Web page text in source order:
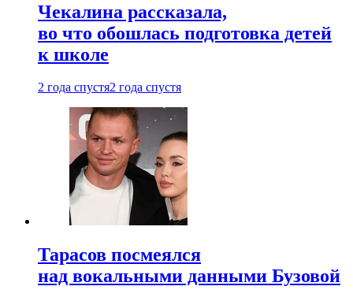
Чекалина рассказала,
во что обошлась подготовка детей
к школе
2 года спустя2 года спустя
Тарасов посмеялся
над вокальными данными Бузовой